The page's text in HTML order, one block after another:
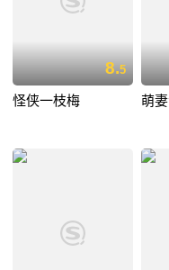
8.5
怪侠一枝梅 萌